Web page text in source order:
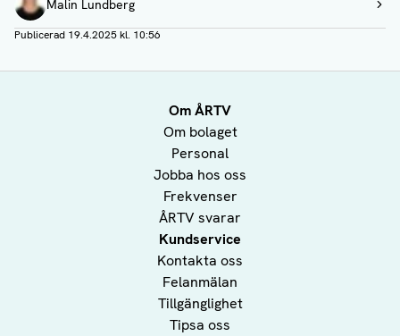
Malin Lundberg
Visa profil
Publicerad 19.4.2025 kl. 10:56
Om ÅRTV
Om bolaget
Personal
Jobba hos oss
Frekvenser
ÅRTV svarar
Kundservice
Kontakta oss
Felanmälan
Tillgänglighet
Tipsa oss